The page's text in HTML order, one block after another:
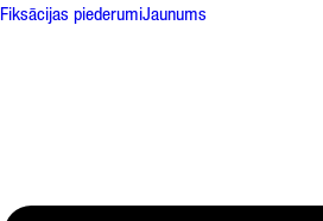
Fiksācijas piederumiJaunums